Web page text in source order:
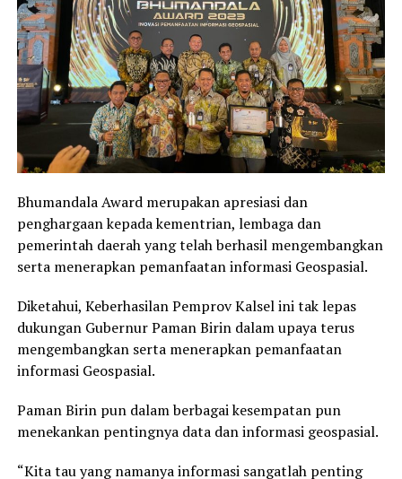
Bhumandala Award merupakan apresiasi dan
penghargaan kepada kementrian, lembaga dan
pemerintah daerah yang telah berhasil mengembangkan
serta menerapkan pemanfaatan informasi Geospasial.
Diketahui, Keberhasilan Pemprov Kalsel ini tak lepas
dukungan Gubernur Paman Birin dalam upaya terus
mengembangkan serta menerapkan pemanfaatan
informasi Geospasial.
Paman Birin pun dalam berbagai kesempatan pun
menekankan pentingnya data dan informasi geospasial.
“Kita tau yang namanya informasi sangatlah penting